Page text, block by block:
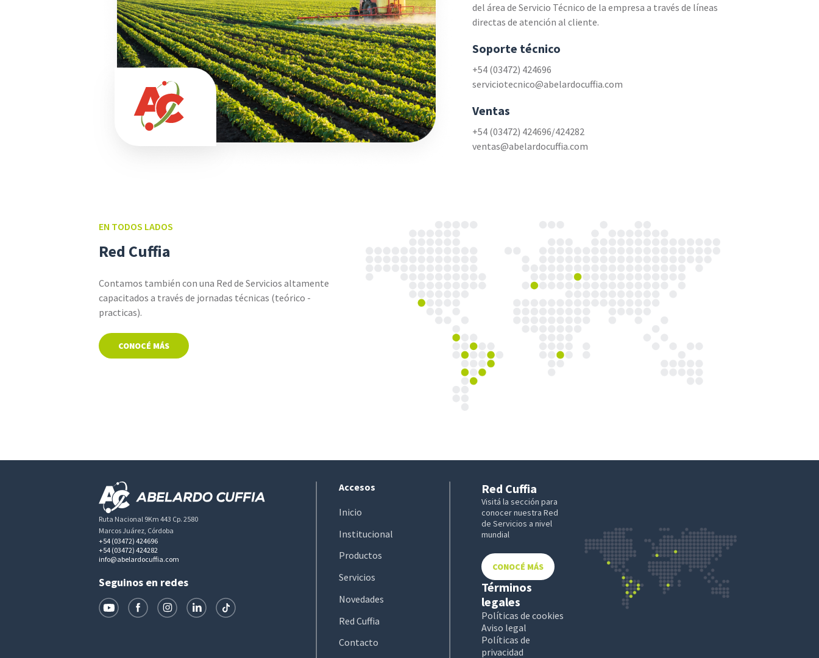
del área de Servicio Técnico de la empresa a través de líneas
directas de atención al cliente.
Soporte técnico
+54 (03472) 424696
serviciotecnico@abelardocuffia.com
Ventas
+54 (03472) 424696/424282
ventas@abelardocuffia.com
EN TODOS LADOS
Red Cuffia
Contamos también con una Red de Servicios altamente
capacitados a través de jornadas técnicas (teórico -
practicas).
CONOCÉ MÁS
Ruta Nacional 9Km 443 Cp. 2580
Marcos Juárez, Córdoba
+54 (03472) 424696
+54 (03472) 424282
info@abelardocuffia.com
Seguinos en redes
Accesos
Inicio
Institucional
Productos
Servicios
Novedades
Red Cuffia
Contacto
Red Cuffia
Visitá la sección para
conocer nuestra Red
de Servicios a nivel
mundial
CONOCÉ MÁS
Términos
legales
Políticas de cookies
Aviso legal
Políticas de
privacidad